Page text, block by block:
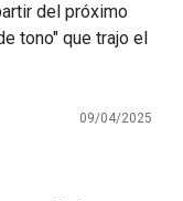
del próximo
tono" que trajo el
09/04/2025